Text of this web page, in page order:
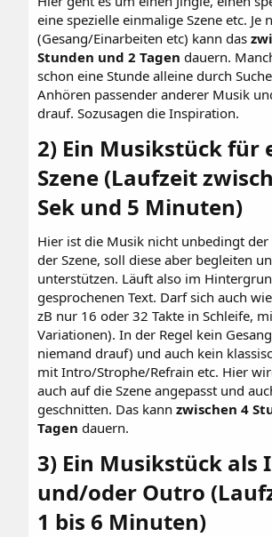
eine spezielle einmalige Szene etc. Je
(Gesang/Einarbeiten etc) kann das
Stunden und 2 Tagen dauern.
schon eine Stunde alleine durch
Anhören passender anderer Musik
drauf. Sozusagen die Inspiration.
2) Ein Musikstück für
Szene (Laufzeit
Sek und 5 Minuten)​
Hier ist die Musik nicht unbedingt der
der Szene, soll diese aber begleiten
unterstützen. Läuft also im
gesprochenen Text. Darf sich auch
zB nur 16 oder 32 Takte in Schleife,
Variationen). In der Regel kein
niemand drauf) und auch kein
mit Intro/Strophe/Refrain etc. Hier
auch auf die Szene angepasst und
geschnitten. Das kannzwischen 4
Tagen dauern.
3) Ein Musikstück als
und/oder Outro
1 bis 6 Minuten)​